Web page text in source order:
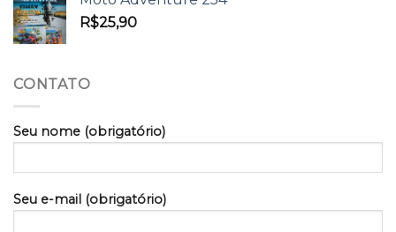
R$25,90
CONTATO
Seu nome (obrigatório)
Seu e-mail (obrigatório)